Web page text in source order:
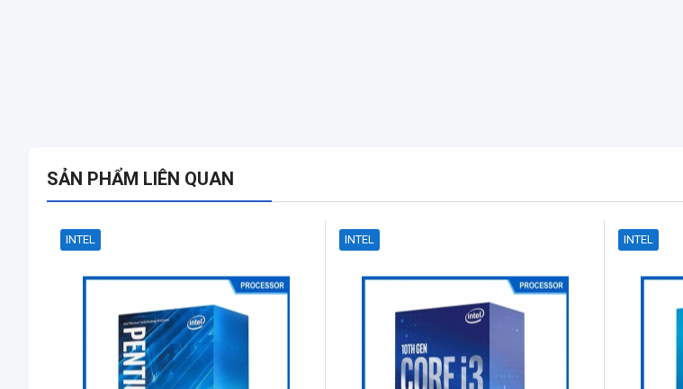
SẢN PHẨM LIÊN QUAN
INTEL INTEL INTEL